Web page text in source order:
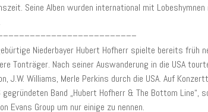
Seine Alben wurden international mit
Niederbayer Hubert Hofherr spielte bereits früh
Tonträger. Nach seiner Auswanderung in die USA
J.W. Williams, Merle Perkins durch die USA. Auf
Band „Hubert Hofherr & The Bottom Line“,
Evans Group um nur einige zu nennen.